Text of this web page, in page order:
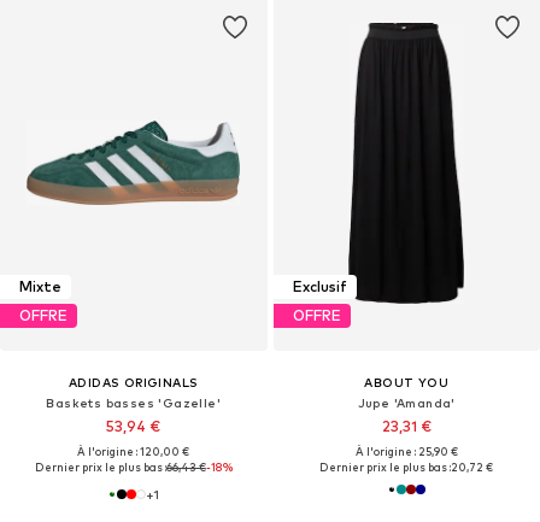
Mixte
OFFRE
ADIDAS ORIGINALS
Baskets basses 'Gazelle'
53,94 €
À l'origine : 120,00 €
Dernier prix le plus bas :66,43 €-18%
+1
Exclusif
OFFRE
ABOUT YOU
Jupe 'Amanda'
23,31 €
À l'origine : 25,90 €
Dernier prix le plus bas :20,72 €